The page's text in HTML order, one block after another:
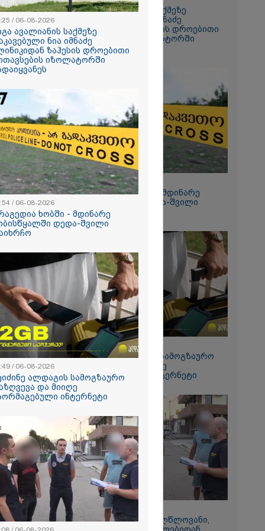
არ
- რას
გათიშვა -
ის წევრი
ნია
- კურიერის
და ჩაშლილი
შედეგად
და
25%-ით
- რას
1364.80
გიგა ავალიანის საქმეზე
დაკავებული ნია იმნაძე
კლინიკიდან ზაჰესის დროებითი
მოთავსების იზოლატორში
გადაიყვანეს
12:54 / 06-08-2026
ტრაგედია ხობში - მდინარე
ხობისწყალში დედა-შვილი
დაიხრჩო
15:49 / 06-08-2026
შეიძინე ალდაგის სამოგზაურო
დაზღვევა და მიიღე
გაორმაგებული ინტერნეტი
11:08 / 06-08-2026
"დააკავეს არასრულწლოვანი,
/ 06-08-2026
ავალიანის საქმეზე
ნია იმნაძე
ზაჰესის დროებითი
იზოლატორში
/ 06-08-2026
ხობში - მდინარე
დედა-შვილი
/ 06-08-2026
ალდაგის სამოგზაურო
და მიიღე
ინტერნეტი